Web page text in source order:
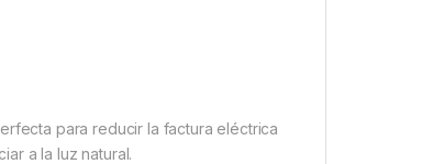
para reducir la factura eléctrica
a la luz natural.